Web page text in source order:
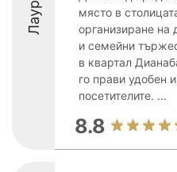
място в
организиране
и семейни
в квартал
го прави удобен
посетителите. ...
8.8